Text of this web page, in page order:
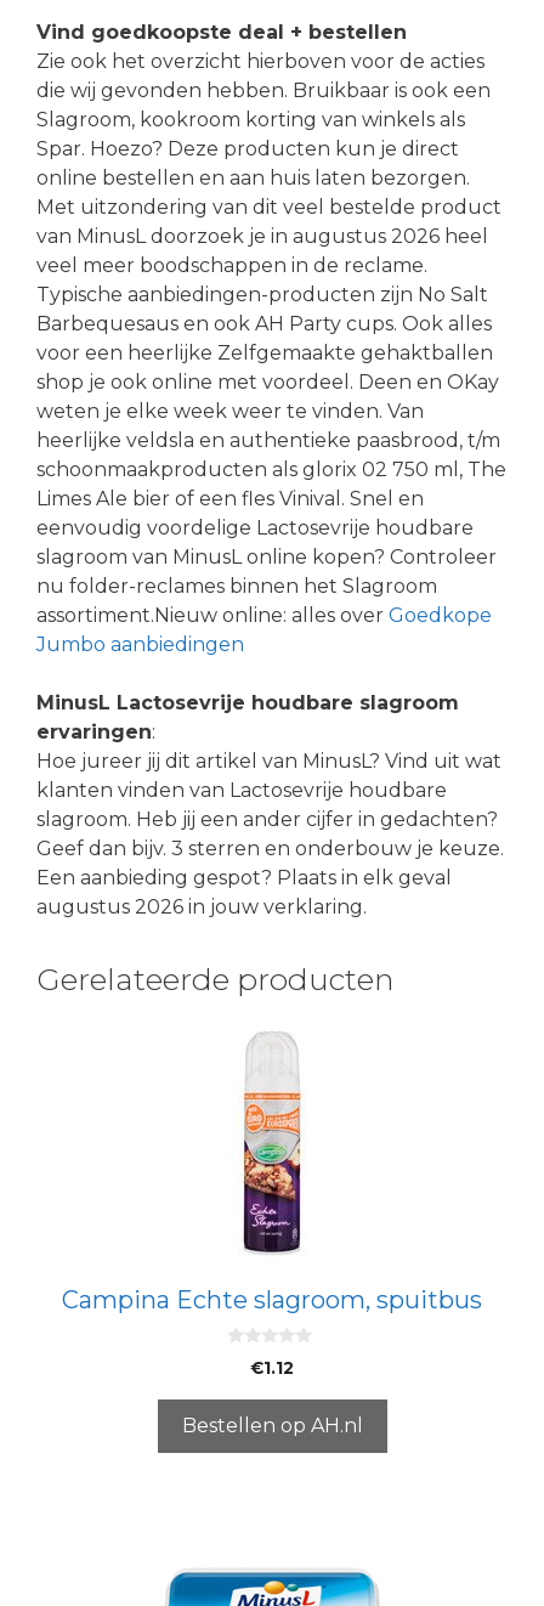
Vind goedkoopste deal + bestellen
Zie ook het overzicht hierboven voor de acties
die wij gevonden hebben. Bruikbaar is ook een
Slagroom, kookroom korting van winkels als
Spar. Hoezo? Deze producten kun je direct
online bestellen en aan huis laten bezorgen.
Met uitzondering van dit veel bestelde product
van MinusL doorzoek je in augustus 2026 heel
veel meer boodschappen in de reclame.
Typische aanbiedingen-producten zijn No Salt
Barbequesaus en ook AH Party cups. Ook alles
voor een heerlijke Zelfgemaakte gehaktballen
shop je ook online met voordeel. Deen en OKay
weten je elke week weer te vinden. Van
heerlijke veldsla en authentieke paasbrood, t/m
schoonmaakproducten als glorix 02 750 ml, The
Limes Ale bier of een fles Vinival. Snel en
eenvoudig voordelige Lactosevrije houdbare
slagroom van MinusL online kopen? Controleer
nu folder-reclames binnen het Slagroom
assortiment.Nieuw online: alles over Goedkope
Jumbo aanbiedingen
MinusL Lactosevrije houdbare slagroom
ervaringen:
Hoe jureer jij dit artikel van MinusL? Vind uit wat
klanten vinden van Lactosevrije houdbare
slagroom. Heb jij een ander cijfer in gedachten?
Geef dan bijv. 3 sterren en onderbouw je keuze.
Een aanbieding gespot? Plaats in elk geval
augustus 2026 in jouw verklaring.
Gerelateerde producten
Campina Echte slagroom, spuitbus
5
€1.12
Bestellen op AH.nl